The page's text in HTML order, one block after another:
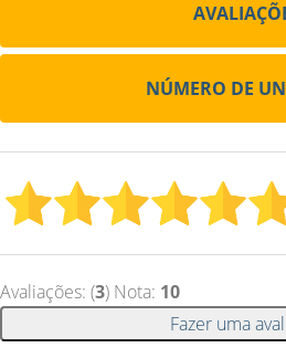
NÚMERO DE
Avaliações: (3) Nota: 10
Fazer uma